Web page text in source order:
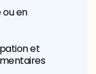
ou en
et